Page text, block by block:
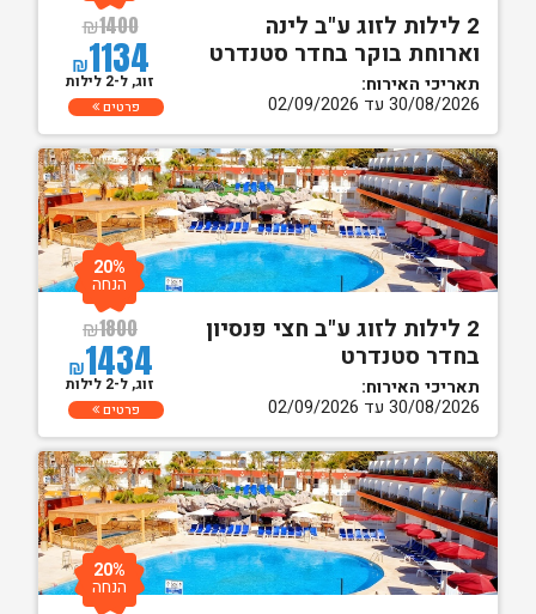
2 לילות לזוג ע"ב לינה
וארוחת בוקר בחדר סטנדרט
תאריכי האירוח:
30/08/2026 עד 02/09/2026
₪1400
₪1134
זוג, ל-2 לילות
פרטים
2 לילות לזוג ע"ב חצי פנסיון
בחדר סטנדרט
תאריכי האירוח:
30/08/2026 עד 02/09/2026
₪1800
₪1434
20%
הנחה
זוג, ל-2 לילות
פרטים
20%
הנחה